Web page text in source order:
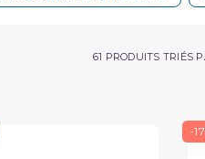
61 PRODUITS TRIÉS
-